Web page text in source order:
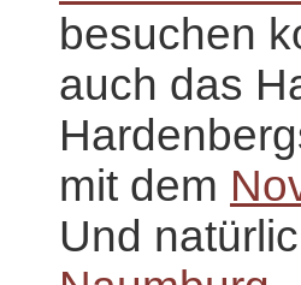
besuchen
auch das
mit dem
Und